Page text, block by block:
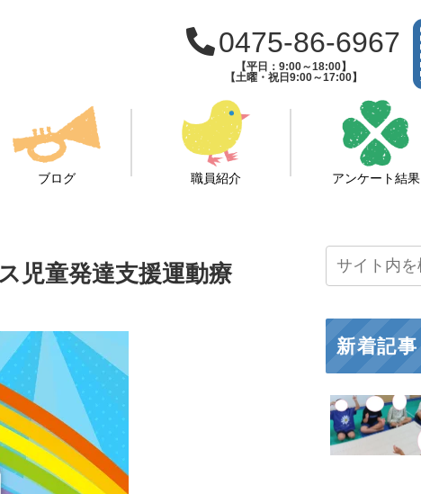
0475-86-6967
【平日：9:00～18:00】
【土曜・祝日9:00～17:00】
ブログ 職員紹介 アンケート結果
児童発達支援運動療
新着記事